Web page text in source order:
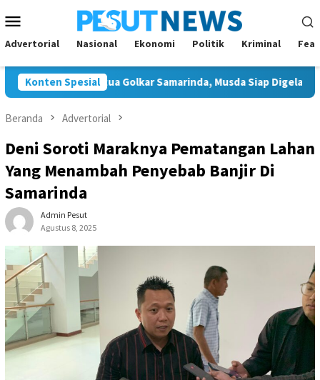
ke
kontenMobile
Advertorial Nasional Ekonomi Politik Kriminal
Konten Spesial
Tunggal Ketua Golkar Samarinda, Musda Siap Digelar 8 Agustus
Beranda Advertorial
Deni Soroti Maraknya Pematangan Lahan
Yang Menambah Penyebab Banjir Di
Samarinda
Admin Pesut
Agustus 8, 2025